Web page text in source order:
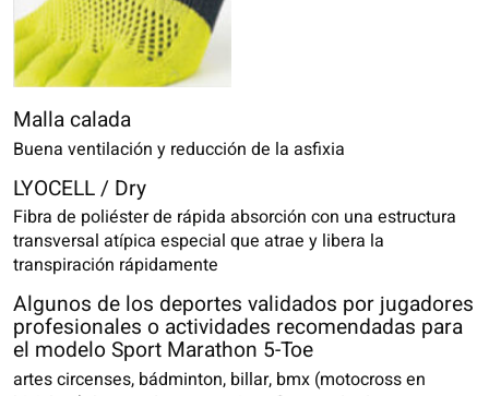
Malla calada
Buena ventilación y reducción de la asfixia
LYOCELL / Dry
Fibra de poliéster de rápida absorción con una estructura
transversal atípica especial que atrae y libera la
transpiración rápidamente
Algunos de los deportes validados por jugadores
profesionales o actividades recomendadas para
el modelo Sport Marathon 5-Toe
artes circenses, bádminton, billar, bmx (motocross en